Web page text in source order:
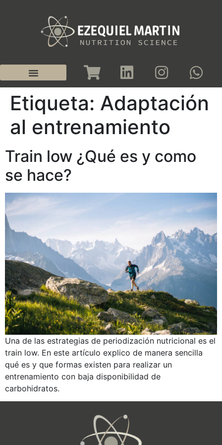
Etiqueta: Adaptación
al entrenamiento
Train low ¿Qué es y como
se hace?
Una de las estrategias de periodización nutricional es el
train low. En este artículo explico de manera sencilla
qué es y que formas existen para realizar un
entrenamiento con baja disponibilidad de
carbohidratos.